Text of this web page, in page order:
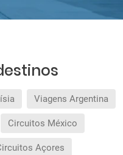
Viagens Argentina
Circuitos México
Açores